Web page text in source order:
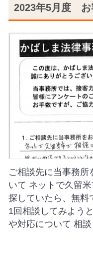
2023年5月度
ご相談先に当事務所
いて ネットで久留
探していたら、無料
1回相談してみよう
や対応について 相